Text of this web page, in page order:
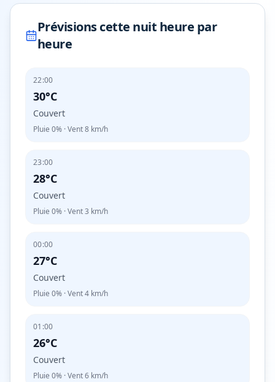
Prévisions cette nuit heure par
heure
22:00
30°C
Couvert
Pluie 0% · Vent8 km/h
23:00
28°C
Couvert
Pluie 0% · Vent3 km/h
00:00
27°C
Couvert
Pluie 0% · Vent4 km/h
01:00
26°C
Couvert
Pluie 0% · Vent6 km/h